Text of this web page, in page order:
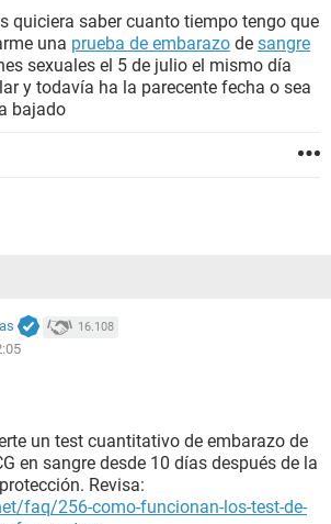
quiciera saber cuanto tiempo tengo que
una prueba de embarazo de sangre
sexuales el 5 de julio el mismo día
y todavía ha la parecente fecha o sea
bajado
16.108
un test cuantitativo de embarazo de
en sangre desde 10 días después de la
Revisa:
faq/256-como-funcionan-los-test-de-